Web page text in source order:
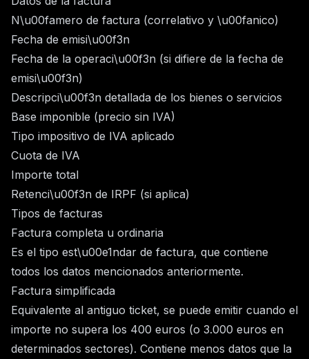
N\u00famero de factura (correlativo y \u00fanico)
Fecha de emisi\u00f3n
Fecha de la operaci\u00f3n (si difiere de la fecha de
emisi\u00f3n)
Descripci\u00f3n detallada de los bienes o servicios
Base imponible (precio sin IVA)
Tipo impositivo de IVA aplicado
Cuota de IVA
Importe total
Retenci\u00f3n de IRPF (si aplica)
Tipos de facturas
Factura completa u ordinaria
Es el tipo est\u00e1ndar de factura, que contiene
todos los datos mencionados anteriormente.
Factura simplificada
Equivalente al antiguo ticket, se puede emitir cuando el
importe no supera los 400 euros (o 3.000 euros en
determinados sectores). Contiene menos datos que la